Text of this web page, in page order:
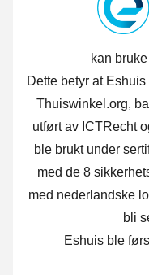
kan
Dette betyr at
Thuiswinkel.org,
utført av ICTRecht
ble brukt under
med de 8
med nederlandske
bli
Eshuis ble